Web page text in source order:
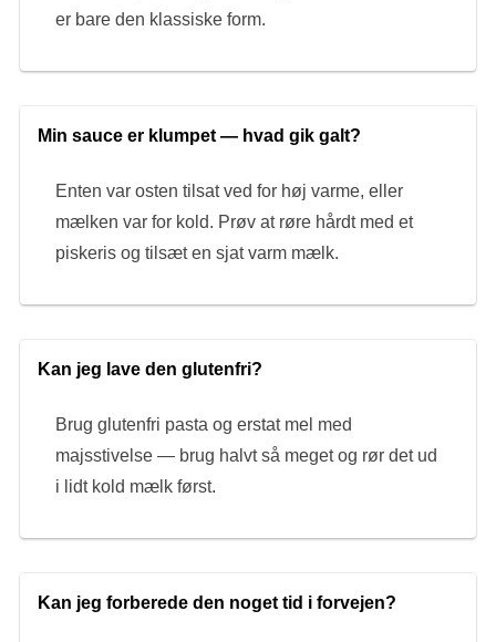
er bare den klassiske form.
Min sauce er klumpet — hvad gik galt?
Enten var osten tilsat ved for høj varme, eller
mælken var for kold. Prøv at røre hårdt med et
piskeris og tilsæt en sjat varm mælk.
Kan jeg lave den glutenfri?
Brug glutenfri pasta og erstat mel med
majsstivelse — brug halvt så meget og rør det ud
i lidt kold mælk først.
Kan jeg forberede den noget tid i forvejen?